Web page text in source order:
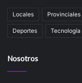
Locales Provinciales
Deportes Tecnología
Nosotros